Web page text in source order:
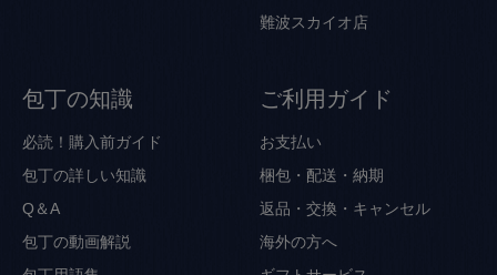
難波スカイオ店
包丁の知識
必読！購入前ガイド
包丁の詳しい知識
Q＆A
包丁の動画解説
ご利用ガイド
お支払い
梱包・配送・納期
返品・交換・キャンセル
海外の方へ